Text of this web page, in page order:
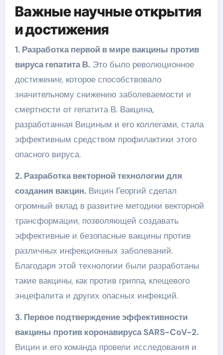
Важные научные открытия
и достижения
1. Разработка первой в мире вакцины против
вируса гепатита В.Это было революционное
достижение, которое способствовало
значительному снижению заболеваемости и
смертности от гепатита В. Вакцина,
разработанная Вициным и его коллегами, стала
эффективным средством профилактики этого
опасного вируса.
2. Разработка векторной технологии для
создания вакцин.Вицин Георгий сделал
огромный вклад в развитие методики векторной
трансформации, позволяющей создавать
эффективные и безопасные вакцины против
различных инфекционных заболеваний.
Благодаря этой технологии были разработаны
такие вакцины, как против гриппа, клещевого
энцефалита и других опасных инфекций.
3. Первое подтверждение эффективности
вакцины против коронавируса SARS-CoV-2.
Вицин и его команда провели исследования и